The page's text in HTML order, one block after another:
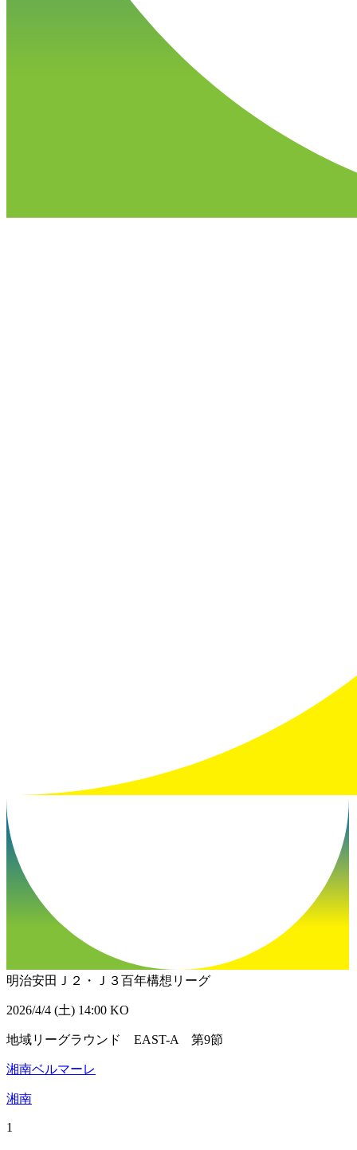
明治安田Ｊ２・Ｊ３百年構想リーグ
2026/4/4 (土) 14:00 KO
地域リーグラウンド EAST-A 第9節
湘南ベルマーレ
湘南
1